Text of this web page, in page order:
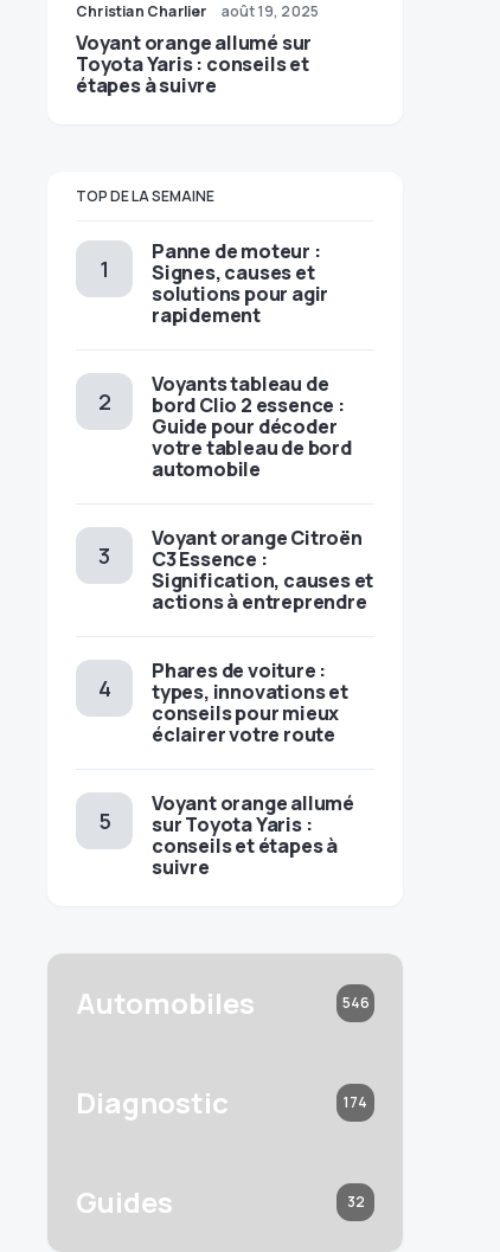
Christian Charlier août 19, 2025
Voyant orange allumé sur
Toyota Yaris : conseils et
étapes à suivre
TOP DE LA SEMAINE
Panne de moteur :
Signes, causes et
solutions pour agir
rapidement
Voyants tableau de
bord Clio 2 essence :
Guide pour décoder
votre tableau de bord
automobile
Voyant orange Citroën
C3 Essence :
Signification, causes et
actions à entreprendre
Phares de voiture :
types, innovations et
conseils pour mieux
éclairer votre route
Voyant orange allumé
sur Toyota Yaris :
conseils et étapes à
suivre
Automobiles 546
Diagnostic 174
Guides 32